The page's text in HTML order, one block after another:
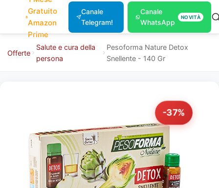
Gratuito
Amazon
Prime
Canale
Telegram!
Canale
WhatsApp
NOVITÀ
Offerte
Salute e cura della
persona
Pesoforma Nature Detox
Snellente - 140 Gr
-37%